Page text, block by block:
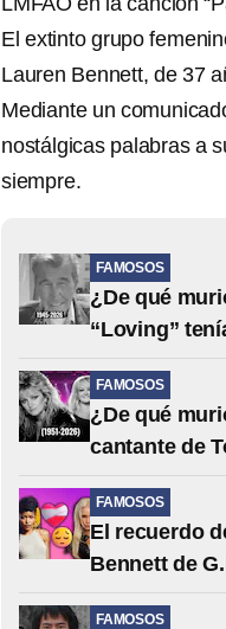
El extinto grupo
Lauren Bennett, de 37
Mediante un
nostálgicas palabras a
siempre.
FAMOSOS
¿De qué
“Loving”
FAMOSOS
¿De qué
cantante de
FAMOSOS
El recuerdo
Bennett de
FAMOSOS